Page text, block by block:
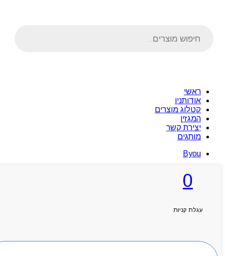
0
עגלת קניות
חיפוש מוצרים
search
ראשי
אודותניו
קטלוג מוצרים
המגזין
יצירת קשר
מותגים
Byou